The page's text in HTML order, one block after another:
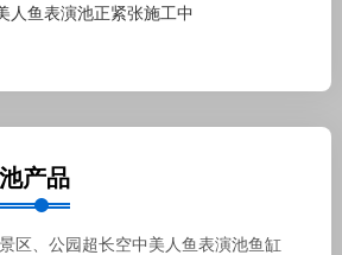
人鱼表演池正紧张施工中
产品
景区、公园超长空中美人鱼表演池鱼缸